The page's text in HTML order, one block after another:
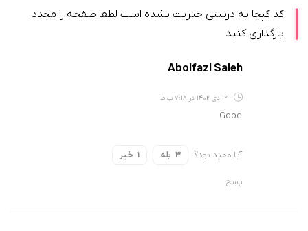
کد کپچا به درستی جنریت نشده است لطفا صفحه را مجدد
بارگذاری کنید
Abolfazl Saleh
12 دی 1402 در 7:18 ب.ظ
Good
آیا مفید بود؟ 3 بله 1 خیر
پاسخ